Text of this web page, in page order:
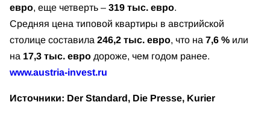
евро, еще четверть – 319 тыс. евро.
Средняя цена типовой квартиры в австрийской
столице составила 246,2 тыс. евро, что на 7,6 % или
на 17,3 тыс. евро дороже, чем годом ранее.
www.austria-invest.ru
Источники: Der Standard, Die Presse, Kurier